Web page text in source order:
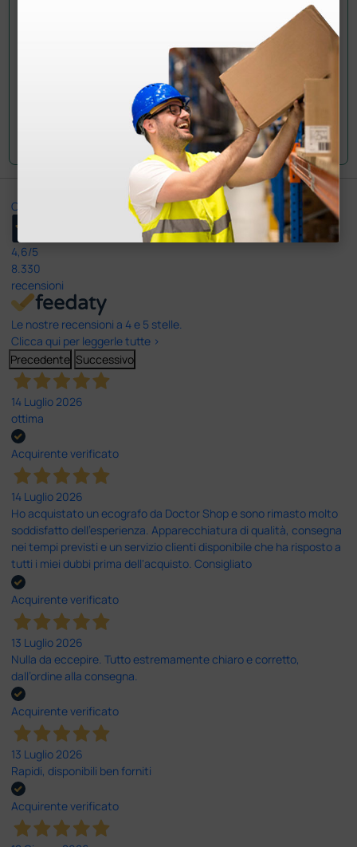
assolutamente si, il bracciale comprende un polmone
gonfiabile a 2 tubi, e chiusura in velcro.
Ottimo
4,6/5
8.330
recensioni
Le nostre recensioni a 4 e 5 stelle.
Clicca qui per leggerle tutte >
Precedente Successivo
14 Luglio 2026
ottima
Acquirente verificato
14 Luglio 2026
Ho acquistato un ecografo da Doctor Shop e sono rimasto molto
soddisfatto dell'esperienza. Apparecchiatura di qualità, consegna
nei tempi previsti e un servizio clienti disponibile che ha risposto a
tutti i miei dubbi prima dell'acquisto. Consigliato
Acquirente verificato
13 Luglio 2026
Nulla da eccepire. Tutto estremamente chiaro e corretto,
dall’ordine alla consegna.
Acquirente verificato
13 Luglio 2026
Rapidi, disponibili ben forniti
Acquirente verificato